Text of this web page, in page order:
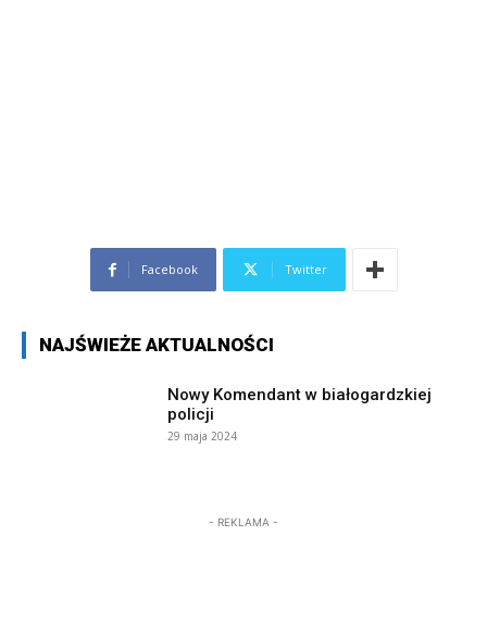
Facebook Twitter
NAJŚWIEŻE AKTUALNOŚCI
Nowy Komendant w białogardzkiej
policji
29 maja 2024
- REKLAMA -